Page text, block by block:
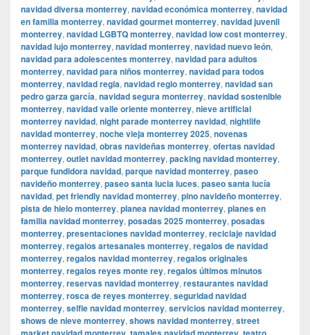
navidad diversa monterrey, navidad económica monterrey, navidad
en familia monterrey, navidad gourmet monterrey, navidad juvenil
monterrey, navidad LGBTQ monterrey, navidad low cost monterrey,
navidad lujo monterrey, navidad monterrey, navidad nuevo león,
navidad para adolescentes monterrey, navidad para adultos
monterrey, navidad para niños monterrey, navidad para todos
monterrey, navidad regia, navidad regio monterrey, navidad san
pedro garza garcía, navidad segura monterrey, navidad sostenible
monterrey, navidad valle oriente monterrey, nieve artificial
monterrey navidad, night parade monterrey navidad, nightlife
navidad monterrey, noche vieja monterrey 2025, novenas
monterrey navidad, obras navideñas monterrey, ofertas navidad
monterrey, outlet navidad monterrey, packing navidad monterrey,
parque fundidora navidad, parque navidad monterrey, paseo
navideño monterrey, paseo santa lucia luces, paseo santa lucía
navidad, pet friendly navidad monterrey, pino navideño monterrey,
pista de hielo monterrey, planea navidad monterrey, planes en
familia navidad monterrey, posadas 2025 monterrey, posadas
monterrey, presentaciones navidad monterrey, reciclaje navidad
monterrey, regalos artesanales monterrey, regalos de navidad
monterrey, regalos navidad monterrey, regalos originales
monterrey, regalos reyes monte rey, regalos últimos minutos
monterrey, reservas navidad monterrey, restaurantes navidad
monterrey, rosca de reyes monterrey, seguridad navidad
monterrey, selfie navidad monterrey, servicios navidad monterrey,
shows de nieve monterrey, shows navidad monterrey, street
, ,